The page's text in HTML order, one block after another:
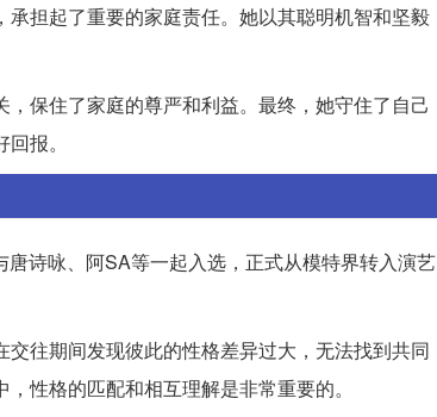
担起了重要的家庭责任。她以其聪明机智和坚毅
保住了家庭的尊严和利益。最终，她守住了自己
报。
诗咏、阿SA等一起入选，正式从模特界转入演艺
往期间发现彼此的性格差异过大，无法找到共同
性格的匹配和相互理解是非常重要的。